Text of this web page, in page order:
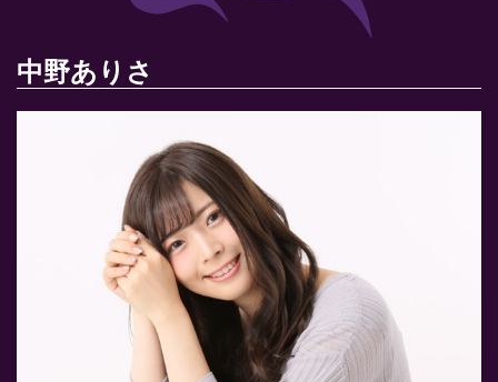
中野ありさ